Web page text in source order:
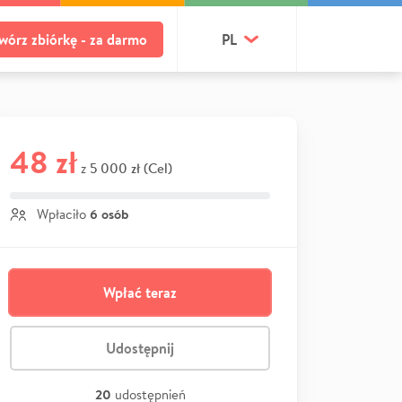
zbiórkę - za darmo PL
48 zł z 5 000 zł (Cel)
Wpłaciło 6 osób
Wpłać teraz
Udostępnij
20 udostępnień